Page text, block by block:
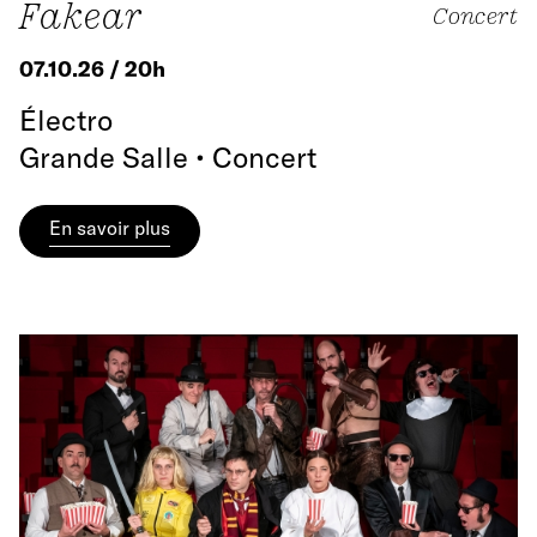
Fakear Concert
07.10.26 / 20h
Électro
Grande Salle • Concert
En savoir plus